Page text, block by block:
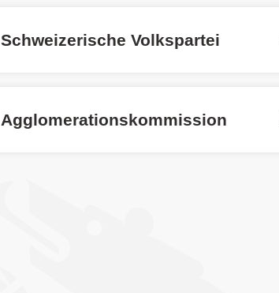
Schweizerische Volkspartei
Agglomerationskommission